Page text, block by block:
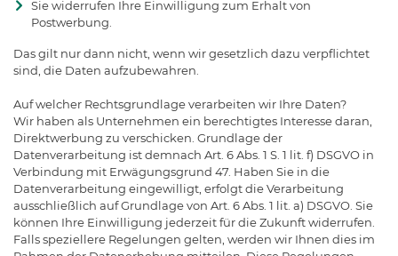
Sie widerrufen Ihre Einwilligung zum Erhalt von
Postwerbung.
Das gilt nur dann nicht, wenn wir gesetzlich dazu verpflichtet
sind, die Daten aufzubewahren.
Auf welcher Rechtsgrundlage verarbeiten wir Ihre Daten?
Wir haben als Unternehmen ein berechtigtes Interesse daran,
Direktwerbung zu verschicken. Grundlage der
Datenverarbeitung ist demnach Art. 6 Abs. 1 S. 1 lit. f) DSGVO in
Verbindung mit Erwägungsgrund 47. Haben Sie in die
Datenverarbeitung eingewilligt, erfolgt die Verarbeitung
ausschließlich auf Grundlage von Art. 6 Abs. 1 lit. a) DSGVO. Sie
können Ihre Einwilligung jederzeit für die Zukunft widerrufen.
Falls speziellere Regelungen gelten, werden wir Ihnen dies im